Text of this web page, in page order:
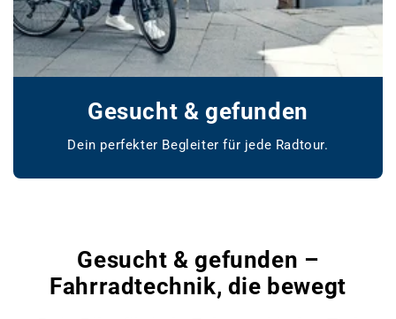
Gesucht & gefunden
Dein perfekter Begleiter für jede Radtour.
Gesucht & gefunden –
Fahrradtechnik, die bewegt